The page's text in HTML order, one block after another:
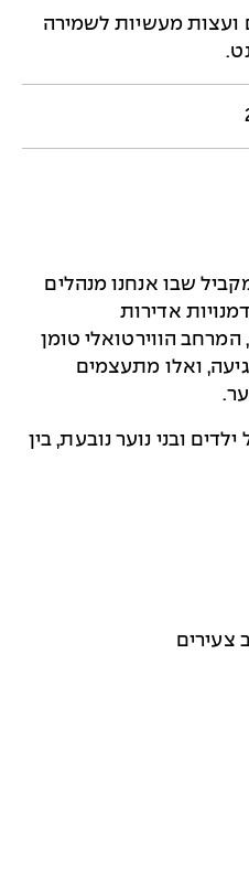
ועצות מעשיות לשמירה
שבו אנחנו מנהלים
אדירות
הווירטואלי טומן
ואלו מתעצמים
ובני נוער נובעת, בין
צעירים